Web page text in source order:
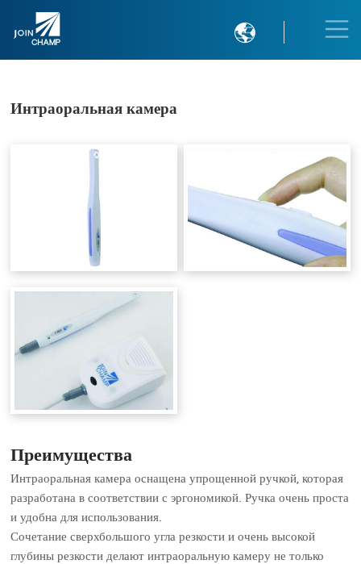

Интраоральная камера
Преимущества
Интраоральная камера оснащена упрощенной ручкой, которая
разработана в соответствии с эргономикой. Ручка очень проста
и удобна для использования.
Сочетание сверхбольшого угла резкости и очень высокой
глубины резкости делают интраоральную камеру не только